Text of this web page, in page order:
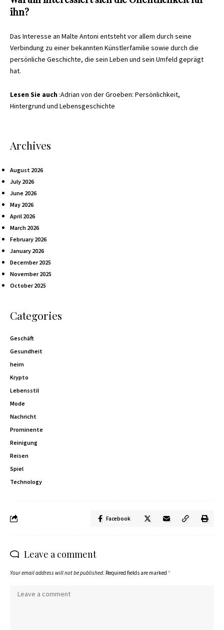
ihn?
Das Interesse an Malte Antoni entsteht vor allem durch seine
Verbindung zu einer bekannten Künstlerfamilie sowie durch die
persönliche Geschichte, die sein Leben und sein Umfeld geprägt
hat.
Lesen Sie auch :Adrian von der Groeben: Persönlichkeit,
Hintergrund und Lebensgeschichte
Archives
August 2026
July 2026
June 2026
May 2026
April 2026
March 2026
February 2026
January 2026
December 2025
November 2025
October 2025
Categories
Geschäft
Gesundheit
heim
Krypto
Lebensstil
Mode
Nachricht
Prominente
Reinigung
Reisen
Spiel
Technology
Facebook
Leave a comment
Your email address will not be published. Required fields are marked *